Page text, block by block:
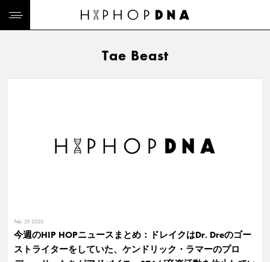
Tae Beast
Feb. 29 2020
今週のHIP HOPニュースまとめ：ドレイクはDr. Dreのゴー
ストライターをしていた、ケンドリック・ラマーのプロ